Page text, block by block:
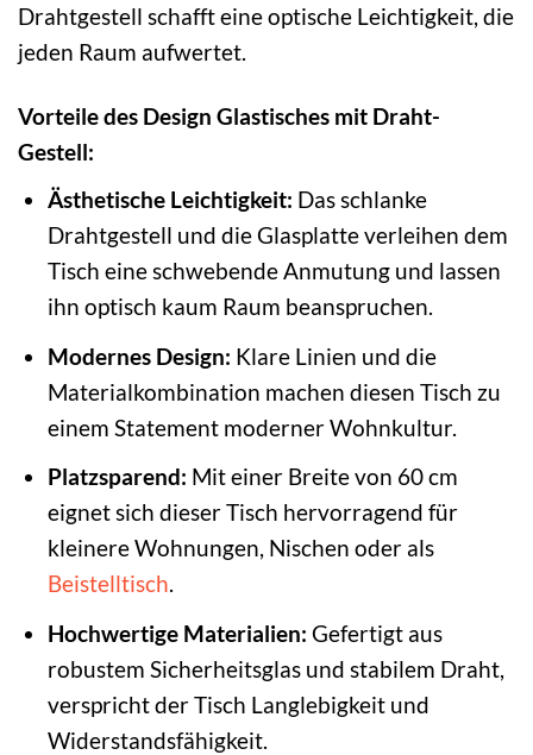
Drahtgestell schafft eine optische Leichtigkeit, die
jeden Raum aufwertet.
Vorteile des Design Glastisches mit Draht-
Gestell:
Ästhetische Leichtigkeit: Das schlanke
Drahtgestell und die Glasplatte verleihen dem
Tisch eine schwebende Anmutung und lassen
ihn optisch kaum Raum beanspruchen.
Modernes Design: Klare Linien und die
Materialkombination machen diesen Tisch zu
einem Statement moderner Wohnkultur.
Platzsparend: Mit einer Breite von 60 cm
eignet sich dieser Tisch hervorragend für
kleinere Wohnungen, Nischen oder als
Beistelltisch.
Hochwertige Materialien: Gefertigt aus
robustem Sicherheitsglas und stabilem Draht,
verspricht der Tisch Langlebigkeit und
Widerstandsfähigkeit.